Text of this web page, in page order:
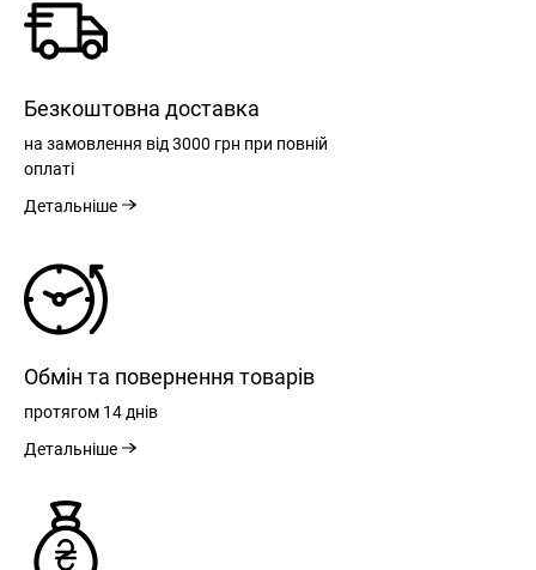
Безкоштовна доставка
на замовлення від 3000 грн при повній
оплаті
Детальніше
Обмін та повернення товарів
протягом 14 днів
Детальніше